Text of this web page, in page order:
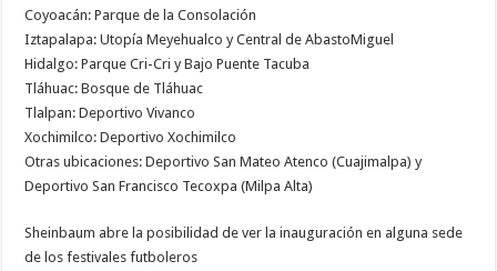
Coyoacán: Parque de la Consolación
Iztapalapa: Utopía Meyehualco y Central de AbastoMiguel
Hidalgo: Parque Cri-Cri y Bajo Puente Tacuba
Tláhuac: Bosque de Tláhuac
Tlalpan: Deportivo Vivanco
Xochimilco: Deportivo Xochimilco
Otras ubicaciones: Deportivo San Mateo Atenco (Cuajimalpa) y
Deportivo San Francisco Tecoxpa (Milpa Alta)
Sheinbaum abre la posibilidad de ver la inauguración en alguna sede
de los festivales futboleros